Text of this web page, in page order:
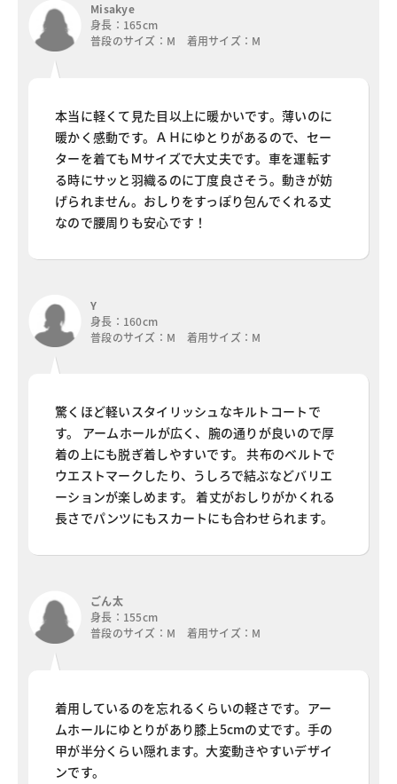
Misakye
身長：165cm
普段のサイズ：M 着用サイズ：M
本当に軽くて見た目以上に暖かいです。薄いのに
暖かく感動です。ＡＨにゆとりがあるので、セー
ターを着てもＭサイズで大丈夫です。車を運転す
る時にサッと羽織るのに丁度良さそう。動きが妨
げられません。おしりをすっぽり包んでくれる丈
なので腰周りも安心です！
Y
身長：160cm
普段のサイズ：M 着用サイズ：M
驚くほど軽いスタイリッシュなキルトコートで
す。 アームホールが広く、腕の通りが良いので厚
着の上にも脱ぎ着しやすいです。 共布のベルトで
ウエストマークしたり、うしろで結ぶなどバリエ
ーションが楽しめます。 着丈がおしりがかくれる
長さでパンツにもスカートにも合わせられます。
ごん太
身長：155cm
普段のサイズ：M 着用サイズ：M
着用しているのを忘れるくらいの軽さです。アー
ムホールにゆとりがあり膝上5cmの丈です。手の
甲が半分くらい隠れます。大変動きやすいデザイ
ンです。